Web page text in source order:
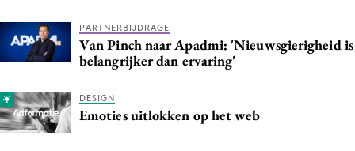
Reputatie & crisis
PARTNERBIJDRAGE
Van Pinch naar Apadmi: 'Nieuwsgierigheid is
belangrijker dan ervaring'
DESIGN
Emoties uitlokken op het web